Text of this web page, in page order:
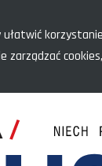
zarządzać